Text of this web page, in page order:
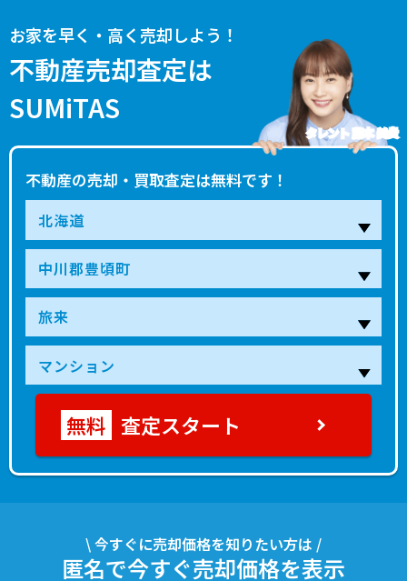
お家を早く・高く売却しよう！
不動産売却査定は
SUMiTAS
不動産の売却・買取査定は無料です！
タレント 藤本 美貴
査定スタート
\ 今すぐに売却価格を知りたい方は /
匿名で今すぐ売却価格を表示